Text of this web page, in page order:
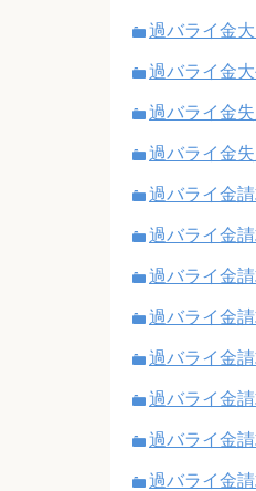
過バライ金
過バライ金
過バライ金
過バライ金
過バライ金
過バライ金
過バライ金
過バライ金
過バライ金
過バライ金
過バライ金
過バライ金